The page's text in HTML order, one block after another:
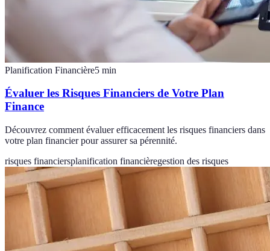
Planification Financière5 min
Évaluer les Risques Financiers de Votre Plan
Finance
Découvrez comment évaluer efficacement les risques financiers dans
votre plan financier pour assurer sa pérennité.
risques financiersplanification financièregestion des risques